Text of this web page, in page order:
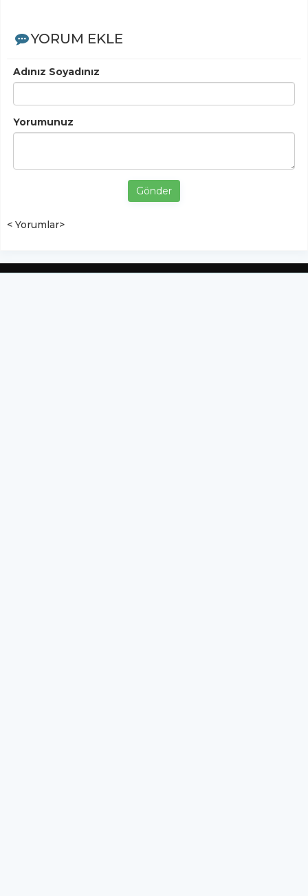
YORUM EKLE
Adınız Soyadınız
Yorumunuz
Gönder
< Yorumlar>